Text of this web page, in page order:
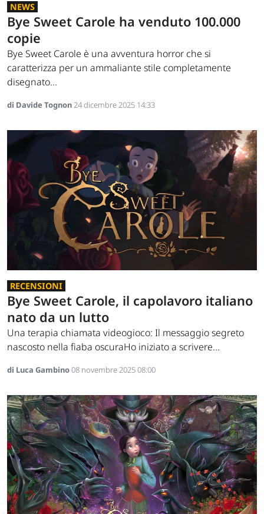
NEWS
Bye Sweet Carole ha venduto 100.000
copie
Bye Sweet Carole è una avventura horror che si
caratterizza per un ammaliante stile completamente
disegnato...
di Davide Tognon24 dicembre 2025 14:33
RECENSIONI
Bye Sweet Carole, il capolavoro italiano
nato da un lutto
Una terapia chiamata videogioco: Il messaggio segreto
nascosto nella fiaba oscuraHo iniziato a scrivere...
di Luca Gambino08 novembre 2025 08:00